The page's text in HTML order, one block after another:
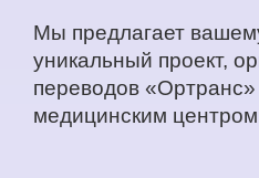
Мы предлагает
уникальный проект,
переводов
медицинским